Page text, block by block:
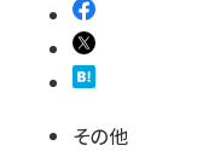
その他